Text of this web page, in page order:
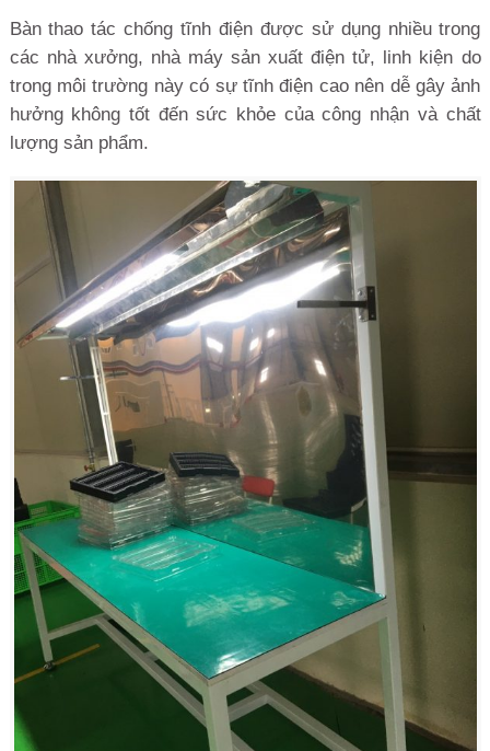
Bàn thao tác chống tĩnh điện được sử dụng nhiều trong
các nhà xưởng, nhà máy sản xuất điện tử, linh kiện do
trong môi trường này có sự tĩnh điện cao nên dễ gây ảnh
hưởng không tốt đến sức khỏe của công nhận và chất
lượng sản phẩm.